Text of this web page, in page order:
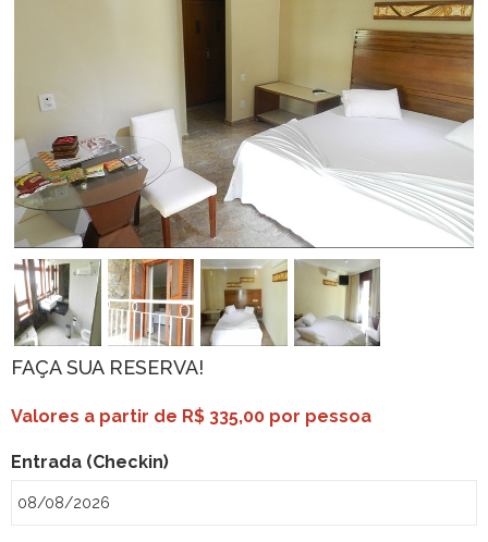
FAÇA SUA RESERVA!
Valores a partir de R$ 335,00 por pessoa
Entrada (Checkin)